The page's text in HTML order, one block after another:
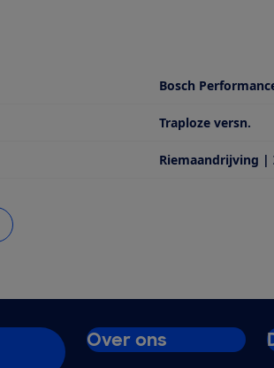
voor Motor, merk & type
Bosch
voor Versnellingen Traploze versn.
informatie voor Opvallende uitrusting
Riemaandrijving |
Over ons